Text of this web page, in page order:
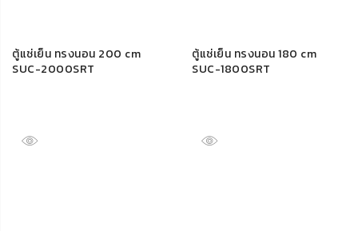
ตู้แช่เย็น ทรงนอน 200 cm
SUC-2000SRT
ตู้แช่เย็น ทรงนอน 180 cm
SUC-1800SRT